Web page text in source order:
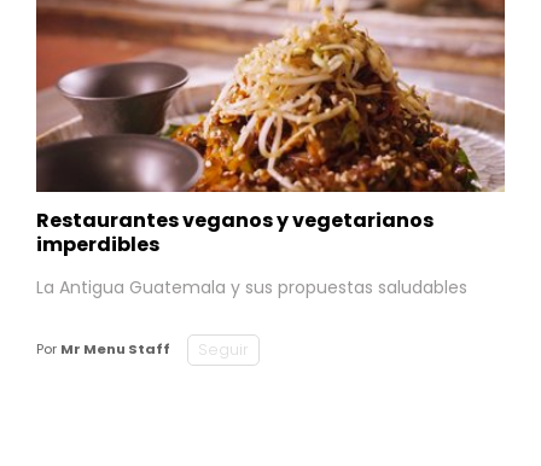
Restaurantes veganos y vegetarianos
imperdibles
La Antigua Guatemala y sus propuestas saludables
Por Mr Menu Staff Seguir